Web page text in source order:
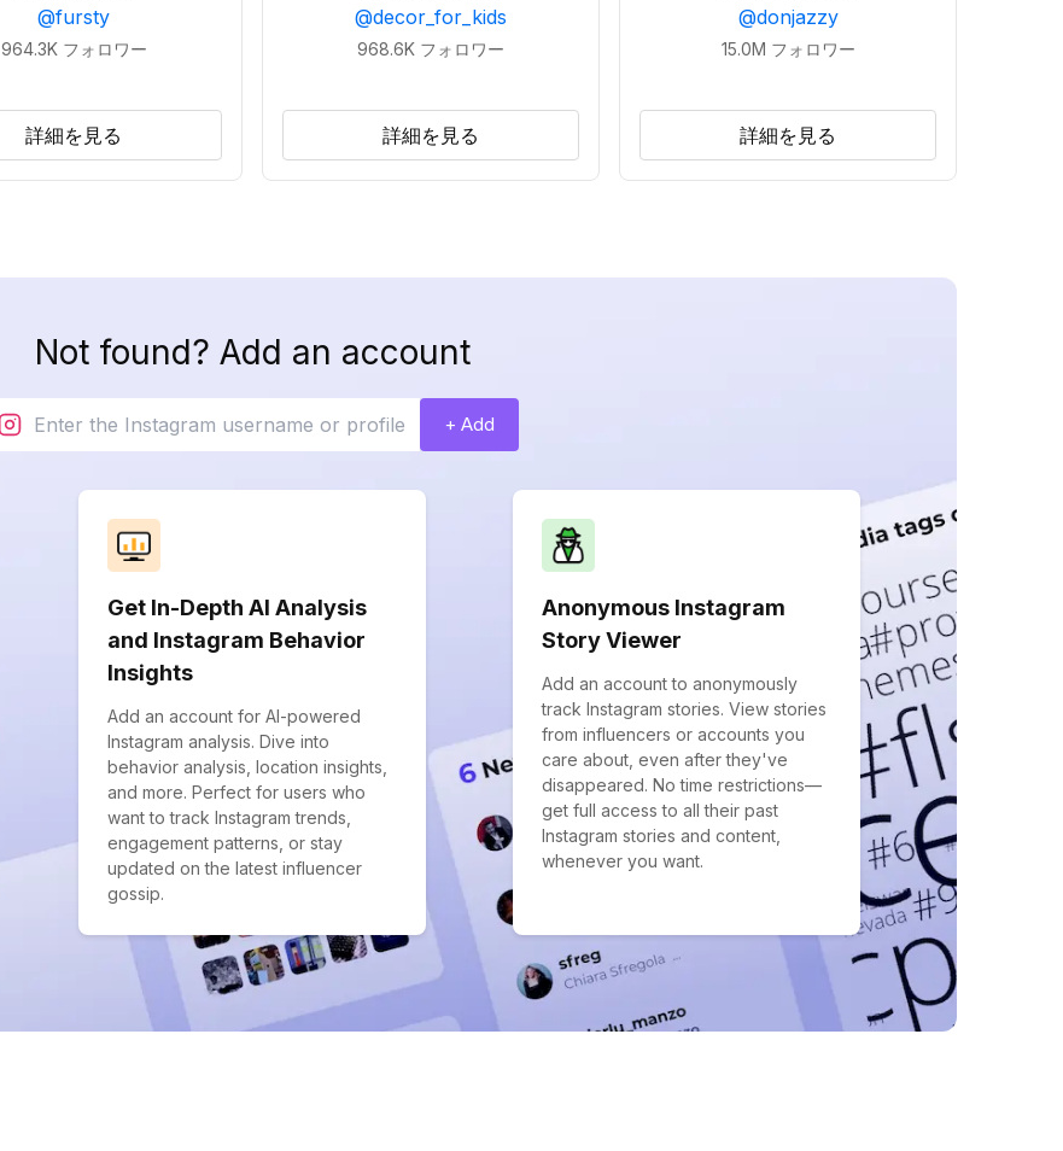
@fursty
964.3K フォロワー
詳細を見る
@decor_for_kids
968.6K フォロワー
詳細を見る
@donjazzy
15.0M フォロワー
詳細を見る
Not found? Add an account
+ Add
Get In-Depth AI Analysis
and Instagram Behavior
Insights
Add an account for AI-powered
Instagram analysis. Dive into
behavior analysis, location insights,
and more. Perfect for users who
want to track Instagram trends,
engagement patterns, or stay
updated on the latest influencer
gossip.
Anonymous Instagram
Story Viewer
Add an account to anonymously
track Instagram stories. View stories
from influencers or accounts you
care about, even after they've
disappeared. No time restrictions—
get full access to all their past
Instagram stories and content,
whenever you want.